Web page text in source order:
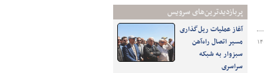
پربازدیدترین‌های سرویس
آغاز عملیات ریل‌گذاری
مسیر اتصال راه‌آهن
سبزوار به شبکه
سراسری